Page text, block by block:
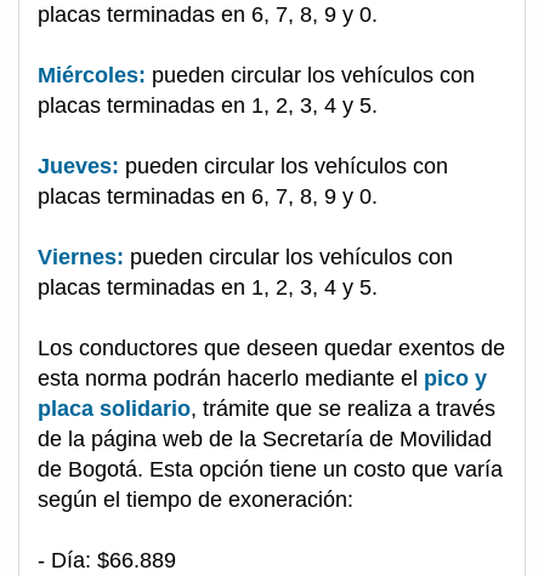
placas terminadas en 6, 7, 8, 9 y 0.
Miércoles: pueden circular los vehículos con
placas terminadas en 1, 2, 3, 4 y 5.
Jueves: pueden circular los vehículos con
placas terminadas en 6, 7, 8, 9 y 0.
Viernes: pueden circular los vehículos con
placas terminadas en 1, 2, 3, 4 y 5.
Los conductores que deseen quedar exentos de
esta norma podrán hacerlo mediante el pico y
placa solidario, trámite que se realiza a través
de la página web de la Secretaría de Movilidad
de Bogotá. Esta opción tiene un costo que varía
según el tiempo de exoneración:
- Día: $66.889